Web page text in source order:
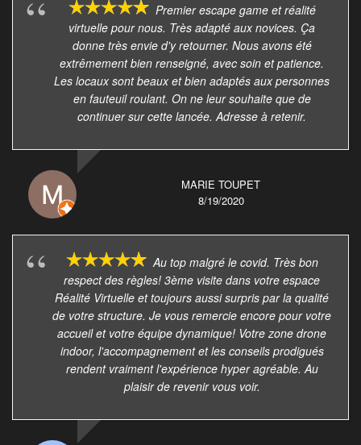
Premier escape game et réalité
virtuelle pour nous. Très adapté aux novices. Ça
donne très envie d'y retourner. Nous avons été
extrêmement bien renseigné, avec soin et patience.
Les locaux sont beaux et bien adaptés aux personnes
en fauteuil roulant. On ne leur souhaite que de
continuer sur cette lancée. Adresse à retenir.
MARIE TOUPET
8/19/2020
Au top malgré le covid. Très bon
respect des règles! 3ème visite dans votre espace
Réalité Virtuelle et toujours aussi surpris par la qualité
de votre structure. Je vous remercie encore pour votre
accueil et votre équipe dynamique! Votre zone drone
indoor, l'accompagnement et les conseils prodigués
rendent vraiment l'expérience hyper agréable. Au
plaisir de revenir vous voir.